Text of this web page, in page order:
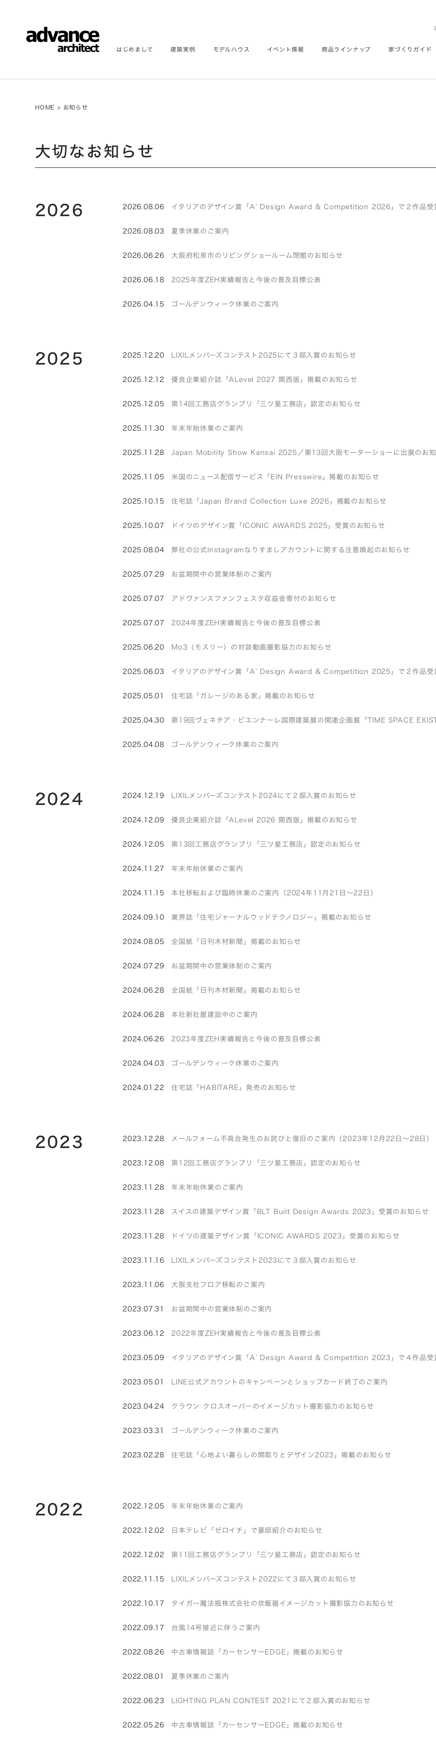
はじめまして 建築実例 モデルハウス イベント情報 商品ラインナップ 家づくりガイド
HOME > お知らせ
大切なお知らせ
2026 2026.08.06 イタリアのデザイン賞「A’ Design Award & Competition 2026」で２作品受
2026.08.03 夏季休業のご案内
2026.06.26 大阪府和泉市のリビングショールーム閉館のお知らせ
2026.06.18 2025年度ZEH実績報告と今後の普及目標公表
2026.04.15 ゴールデンウィーク休業のご案内
2025 2025.12.20 LIXILメンバーズコンテスト2025にて３邸入賞のお知らせ
2025.12.12 優良企業紹介誌「ALevel 2027 関西版」掲載のお知らせ
2025.12.05 第14回工務店グランプリ「三ツ星工務店」認定のお知らせ
2025.11.30 年末年始休業のご案内
2025.11.28 Japan Mobility Show Kansai 2025／第13回大阪モーターショーに出展のお
2025.11.05 米国のニュース配信サービス「EIN Presswire」掲載のお知らせ
2025.10.15 住宅誌「Japan Brand Collection Luxe 2026」掲載のお知らせ
2025.10.07 ドイツのデザイン賞「ICONIC AWARDS 2025」受賞のお知らせ
2025.08.04 弊社の公式Instagramなりすましアカウントに関する注意喚起のお知らせ
2025.07.29 お盆期間中の営業体制のご案内
2025.07.07 アドヴァンスファンフェスタ収益金寄付のお知らせ
2025.07.07 2024年度ZEH実績報告と今後の普及目標公表
2025.06.20 Mo3（モスリー）の対談動画撮影協力のお知らせ
2025.06.03 イタリアのデザイン賞「A’ Design Award & Competition 2025」で２作品受
2025.05.01 住宅誌「ガレージのある家」掲載のお知らせ
2025.04.30 第19回ヴェネチア・ビエンナーレ国際建築展の関連企画展「TIME SPACE
2025.04.08 ゴールデンウィーク休業のご案内
2024 2024.12.19 LIXILメンバーズコンテスト2024にて２邸入賞のお知らせ
2024.12.09 優良企業紹介誌「ALevel 2026 関西版」掲載のお知らせ
2024.12.05 第13回工務店グランプリ「三ツ星工務店」認定のお知らせ
2024.11.27 年末年始休業のご案内
2024.11.15 本社移転および臨時休業のご案内（2024年11月21日～22日）
2024.09.10 業界誌「住宅ジャーナルウッドテクノロジー」掲載のお知らせ
2024.08.05 全国紙「日刊木材新聞」掲載のお知らせ
2024.07.29 お盆期間中の営業体制のご案内
2024.06.28 全国紙「日刊木材新聞」掲載のお知らせ
2024.06.28 本社新社屋建設中のご案内
2024.06.26 2023年度ZEH実績報告と今後の普及目標公表
2024.04.03 ゴールデンウィーク休業のご案内
2024.01.22 住宅誌「HABITARE」発売のお知らせ
2023 2023.12.28 メールフォーム不具合発生のお詫びと復旧のご案内（2023年12月22日～28日）
2023.12.08 第12回工務店グランプリ「三ツ星工務店」認定のお知らせ
2023.11.28 年末年始休業のご案内
2023.11.28 スイスの建築デザイン賞「BLT Built Design Awards 2023」受賞のお知らせ
2023.11.28 ドイツの建築デザイン賞「ICONIC AWARDS 2023」受賞のお知らせ
2023.11.16 LIXILメンバーズコンテスト2023にて３邸入賞のお知らせ
2023.11.06 大阪支社フロア移転のご案内
2023.07.31 お盆期間中の営業体制のご案内
2023.06.12 2022年度ZEH実績報告と今後の普及目標公表
2023.05.09 イタリアのデザイン賞「A’ Design Award & Competition 2023」で４作品受
2023.05.01 LINE公式アカウントのキャンペーンとショップカード終了のご案内
2023.04.24 クラウン クロスオーバーのイメージカット撮影協力のお知らせ
2023.03.31 ゴールデンウィーク休業のご案内
2023.02.28 住宅誌「心地よい暮らしの間取りとデザイン2023」掲載のお知らせ
2022 2022.12.05 年末年始休業のご案内
2022.12.02 日本テレビ「ゼロイチ」で豪邸紹介のお知らせ
2022.12.02 第11回工務店グランプリ「三ツ星工務店」認定のお知らせ
2022.11.15 LIXILメンバーズコンテスト2022にて３邸入賞のお知らせ
2022.10.17 タイガー魔法瓶株式会社の炊飯器イメージカット撮影協力のお知らせ
2022.09.17 台風14号接近に伴うご案内
2022.08.26 中古車情報誌「カーセンサーEDGE」掲載のお知らせ
2022.08.01 夏季休業のご案内
2022.06.23 LIGHTING PLAN CONTEST 2021にて２邸入賞のお知らせ
2022.05.26 中古車情報誌「カーセンサーEDGE」掲載のお知らせ